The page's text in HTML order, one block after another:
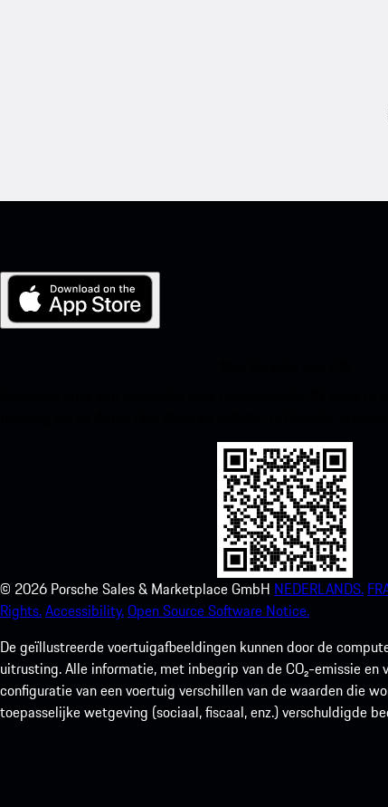
© 2026 Porsche Sales & Marketplace GmbH NEDERLANDS.
Rights.Accessibility.Open Source Software Notice.
De geïllustreerde voertuigafbeeldingen kunnen door de
uitrusting. Alle informatie, met inbegrip van de CO₂-emissie
configuratie van een voertuig verschillen van de waarden die
toepasselijke wetgeving (sociaal, fiscaal, enz.) verschuldigde